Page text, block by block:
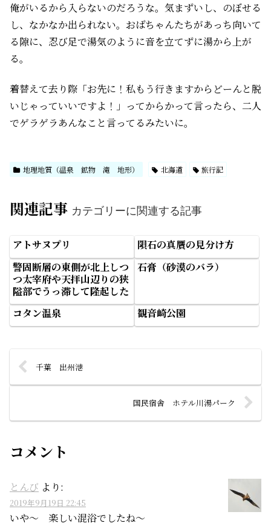
俺がいるから入らないのだろうな。気まずいし、のぼせる
し、なかなか出られない。おばちゃんたちがあっち向いて
る隙に、忍び足で湯気のように音を立てずに湯から上が
る。
着替えて去り際「お先に！私もう行きますからどーんと脱
いじゃっていいですよ！」ってからかって言ったら、二人
でゲラゲラあんなこと言ってるみたいに。
地理地質（温泉 鉱物 滝 地形） 北海道 旅行記
関連記事 カテゴリーに関連する記事
アトサヌプリ
隕石の真贋の見分け方
警固断層の東側が北上しつ
つ太宰府や天拝山辺りの狭
隘部でうっ滞して隆起した
石膏（砂漠のバラ）
コタン温泉 観音崎公園
千葉 出州港
国民宿舎 ホテル川湯パーク
コメント
とんび より:
2019年9月19日 22:45
いや～ 楽しい混浴でしたね～